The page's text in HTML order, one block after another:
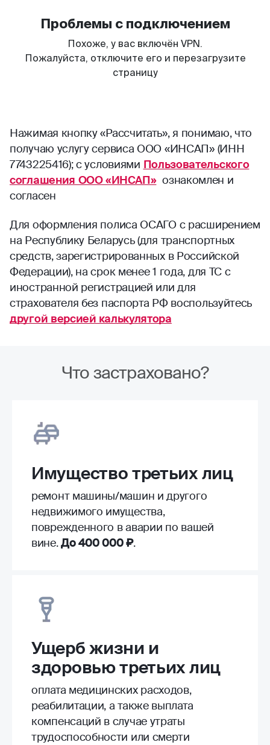
Нажимая кнопку «Рассчитать», я понимаю, что
получаю услугу сервиса ООО «ИНСАП» (ИНН
7743225416); с условиями Пользовательского
соглашения ООО «ИНСАП» ознакомлен и
согласен
Для оформления полиса ОСАГО с расширением
на Республику Беларусь (для транспортных
средств, зарегистрированных в Российской
Федерации), на срок менее 1 года, для ТС с
иностранной регистрацией или для
страхователя без паспорта РФ воспользуйтесь
другой версией калькулятора
Что застраховано?
Имущество третьих лиц
ремонт машины/машин и другого
недвижимого имущества,
поврежденного в аварии по вашей
вине.До 400 000 ₽.
Ущерб жизни и
здоровью третьих лиц
оплата медицинских расходов,
реабилитации, а также выплата
компенсаций в случае утраты
трудоспособности или смерти